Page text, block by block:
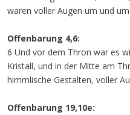
waren voller Augen um und
Offenbarung 4,6:
6 Und vor dem Thron war es
Kristall, und in der Mitte am
himmlische Gestalten, voller
Offenbarung 19,10e: